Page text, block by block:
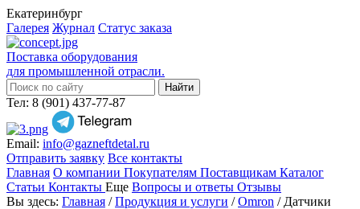
Екатеринбург
Галерея Журнал Статус заказа
Поставка оборудования
для промышленной отрасли.
Тел: 8 (901) 437-77-87
Email: info@gazneftdetal.ru
Отправить заявку Все контакты
Главная О компании Покупателям Поставщикам Каталог
Статьи Контакты Еще Вопросы и ответы Отзывы
Вы здесь: Главная /Продукция и услуги /Omron / Датчики